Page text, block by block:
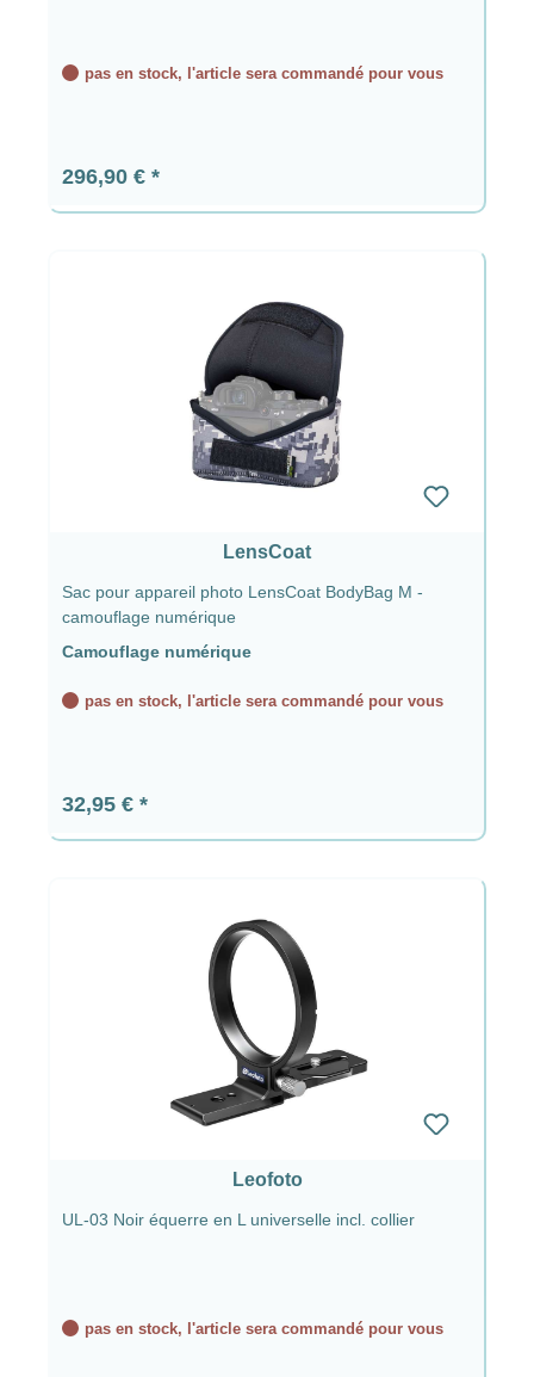
pas en stock, l'article sera commandé pour vous
Prix régulier :
296,90 €
LensCoat
Sac pour appareil photo LensCoat BodyBag M -
camouflage numérique
Camouflage numérique
pas en stock, l'article sera commandé pour vous
Prix régulier :
32,95 €
Leofoto
UL-03 Noir équerre en L universelle incl. collier
pas en stock, l'article sera commandé pour vous